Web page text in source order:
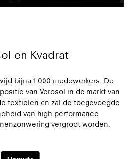
en Kvadrat
bijna 1.000 medewerkers. De
van Verosol in de markt van
textielen en zal de toegevoegde
van high performance
vergroot worden.